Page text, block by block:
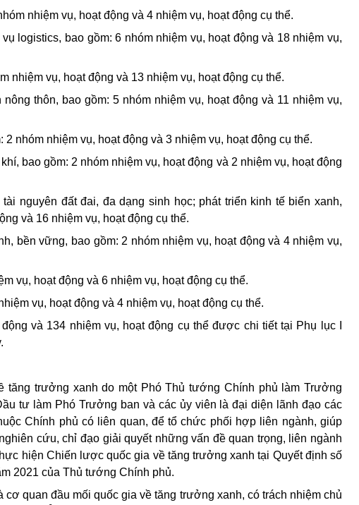
nhiệm vụ, hoạt động và 4 nhiệm vụ, hoạt động cụ thể.
vụ logistics, bao gồm: 6 nhóm nhiệm vụ, hoạt động và 18 nhiệm vụ,
nhiệm vụ, hoạt động và 13 nhiệm vụ, hoạt động cụ thể.
thôn, bao gồm: 5 nhóm nhiệm vụ, hoạt động và 11 nhiệm vụ,
2 nhóm nhiệm vụ, hoạt động và 3 nhiệm vụ, hoạt động cụ thể.
bao gồm: 2 nhóm nhiệm vụ, hoạt động và 2 nhiệm vụ, hoạt động
nguyên đất đai, đa dạng sinh học; phát triển kinh tế biển xanh,
và 16 nhiệm vụ, hoạt động cụ thể.
bền vững, bao gồm: 2 nhóm nhiệm vụ, hoạt động và 4 nhiệm vụ,
vụ, hoạt động và 6 nhiệm vụ, hoạt động cụ thể.
vụ, hoạt động và 4 nhiệm vụ, hoạt động cụ thể.
và 134 nhiệm vụ, hoạt động cụ thể được chi tiết tại Phụ lục I
tăng trưởng xanh do một Phó Thủ tướng Chính phủ làm Trưởng
tư làm Phó Trưởng ban và các ủy viên là đại diện lãnh đạo các
Chính phủ có liên quan, để tổ chức phối hợp liên ngành, giúp
cứu, chỉ đạo giải quyết những vấn đề quan trọng, liên ngành
hiện Chiến lược quốc gia về tăng trưởng xanh tại Quyết định số
2021 của Thủ tướng Chính phủ.
cơ quan đầu mối quốc gia về tăng trưởng xanh, có trách nhiệm chủ